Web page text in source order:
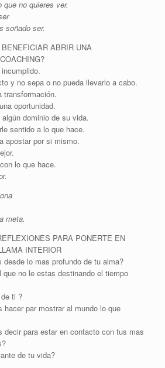
no quieres ver.
soñado ser.
ABRIR UNA
y no sepa o no pueda llevarlo a cabo.
transformación.
oportunidad.
dominio de su vida.
sentido a lo que hace.
apostar por si mismo.
lo que hace.
meta.
PARA PONERTE EN
INTERIOR
desde lo mas profundo de tu alma?
que no le estas destinando el tiempo
ti ?
hacer par mostrar al mundo lo que
decir para estar en contacto con tus mas
de tu vida?